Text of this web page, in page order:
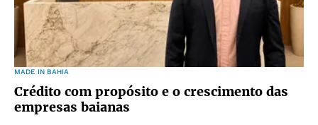
MADE IN BAHIA
Crédito com propósito e o crescimento das
empresas baianas